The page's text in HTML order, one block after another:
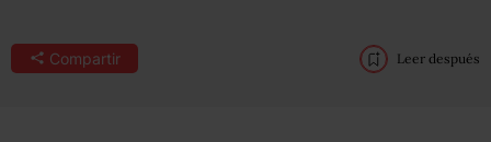
Compartir Leer después